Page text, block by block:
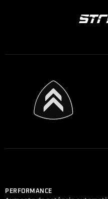
PERFORMANCE